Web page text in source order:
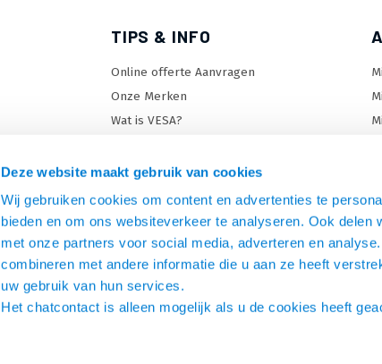
Deze website maakt gebruik van cookies
Wij gebruiken cookies om content en advertenties te
bieden en om ons websiteverkeer te analyseren. Ook
met onze partners voor social media, adverteren en
combineren met andere informatie die u aan ze heeft
uw gebruik van hun services.
Het chatcontact is alleen mogelijk als u de cookies heeft
TIPS & INFO
Online offerte Aanvragen
Onze Merken
Wat is VESA?
TV standaard keuzehulp
TV lift keuzehulp
Monitorarm keuzehulp
SiteMap